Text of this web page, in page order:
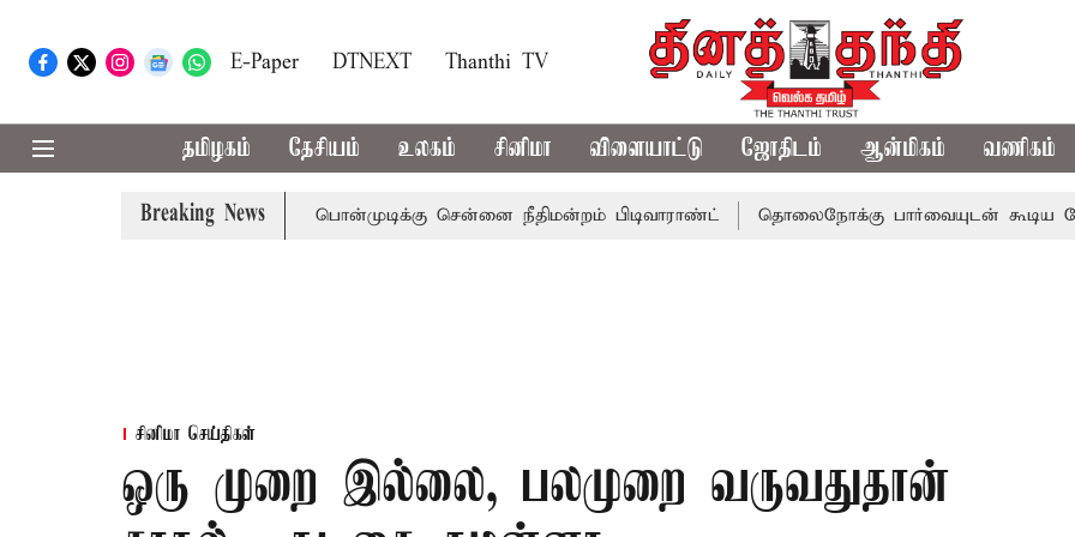
E-Paper DTNEXT Thanthi TV
தமிழகம் தேசியம் உலகம் சினிமா விளையாட்டு ஜோதிடம் ஆன்மிகம் வணிகம்
Breaking News
முன்னாள் அமைச்சர் பொன்முடிக்கு சென்னை நீதிமன்றம் பிடிவாராண்ட் தொலைநோக்கு பார்வையுடன் கூடிய வேளாண்
சினிமா செய்திகள்
ஒரு முறை இல்லை, பலமுறை வருவதுதான்